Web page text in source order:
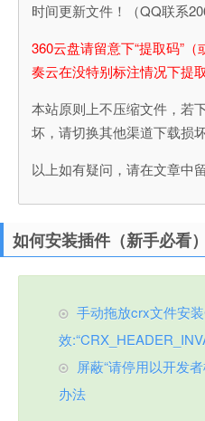
时间更新文件！（QQ联系
360云盘请留意下“提取码”
奏云在没特别标注情况下提
本站原则上不压缩文件，若
坏，请切换其他渠道下载损
以上如有疑问，请在文章中
如何安装插件（新手必看）
手动拖放crx文件安
效
屏蔽“请停用以开发
办法